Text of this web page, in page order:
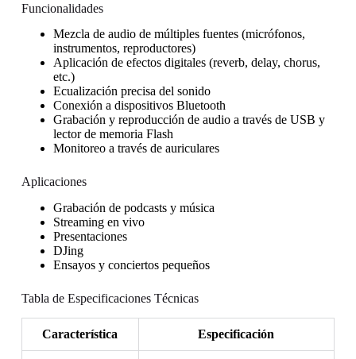
Funcionalidades
Mezcla de audio de múltiples fuentes (micrófonos,
instrumentos, reproductores)
Aplicación de efectos digitales (reverb, delay, chorus,
etc.)
Ecualización precisa del sonido
Conexión a dispositivos Bluetooth
Grabación y reproducción de audio a través de USB y
lector de memoria Flash
Monitoreo a través de auriculares
Aplicaciones
Grabación de podcasts y música
Streaming en vivo
Presentaciones
DJing
Ensayos y conciertos pequeños
Tabla de Especificaciones Técnicas
Característica Especificación